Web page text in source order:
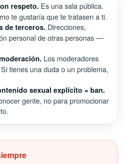
respeto. Es una sala pública.
te gustaría que te tratasen a ti.
de terceros. Direcciones,
personal de otras personas —
Los moderadores
tienes una duda o un problema,
sexual explícito = ban.
gente, no para promocionar